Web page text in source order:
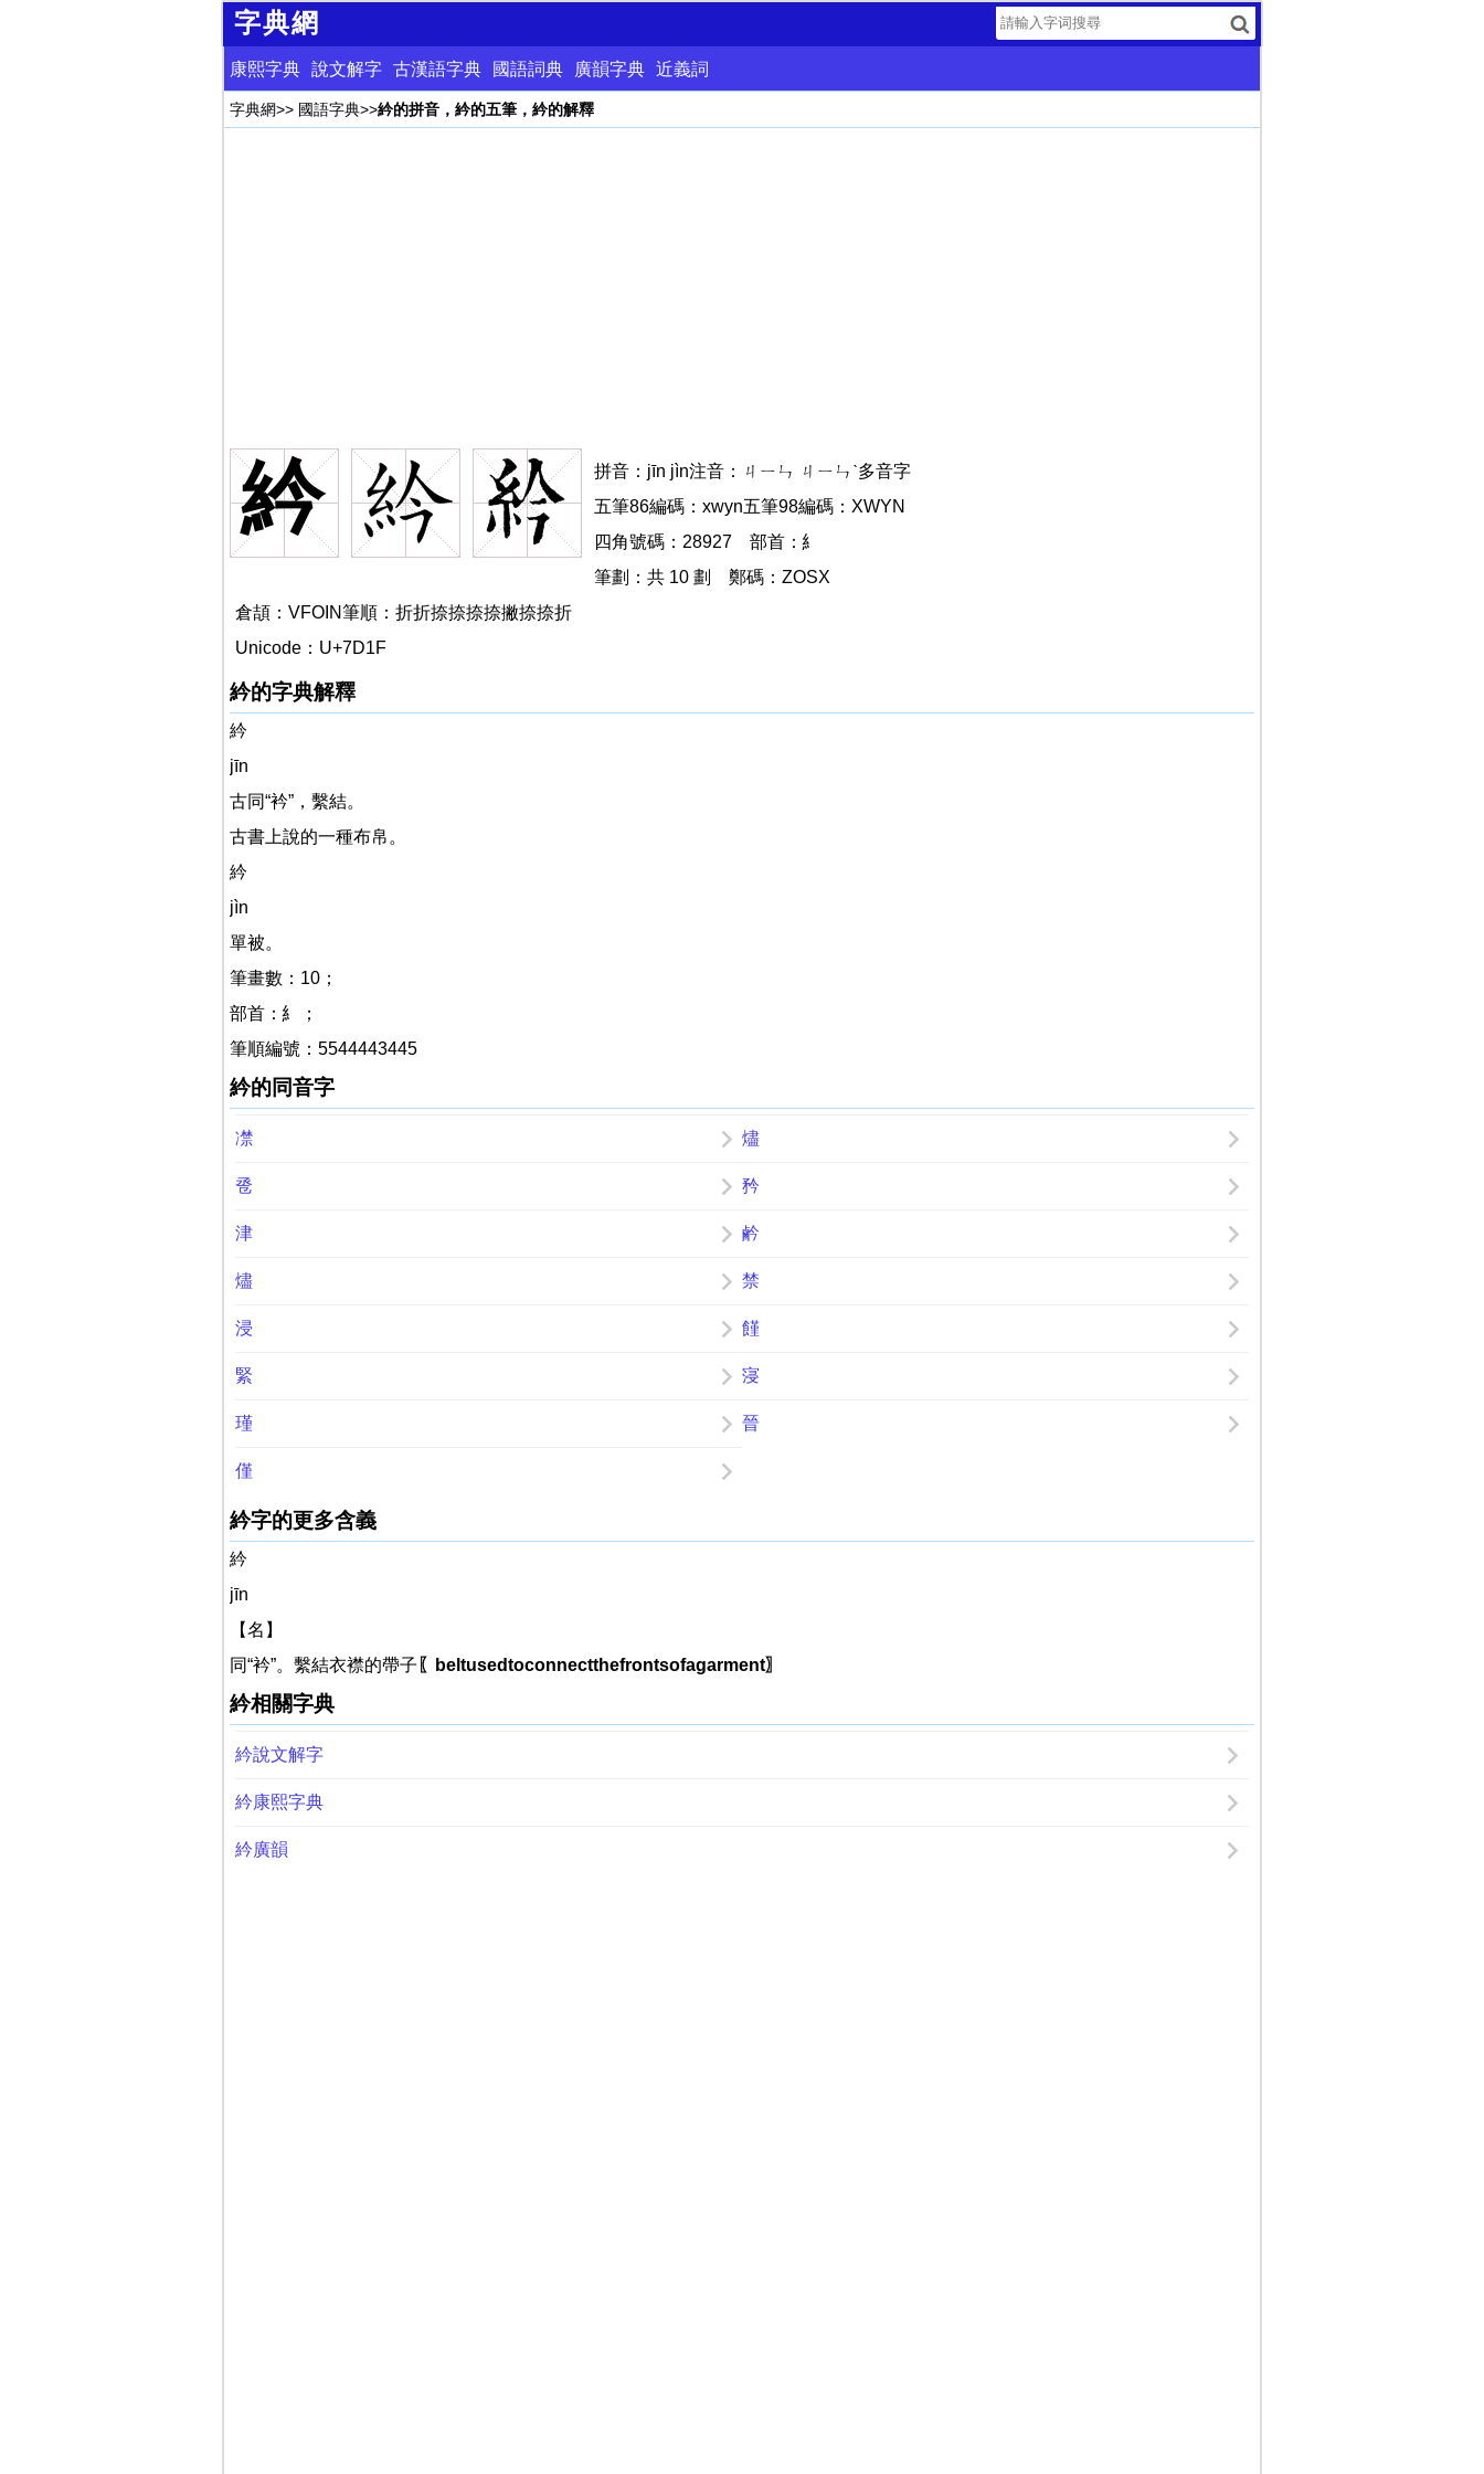
字典網
康熙字典 說文解字 古漢語字典 國語詞典 廣韻字典 近義詞
字典網>> 國語字典>>紟的拼音，紟的五筆，紟的解釋
紟 拼音：jīn jìn注音：ㄐㄧㄣ ㄐㄧㄣˋ多音字紟
五筆86編碼：xwyn五筆98編碼：XWYN
四角號碼：28927 部首：糹
筆劃：共 10 劃 鄭碼：ZOSX
倉頡：VFOIN筆順：折折捺捺捺捺撇捺捺折
Unicode：U+7D1F
紟的字典解釋
紟
jīn
古同“衿”，繫結。
古書上說的一種布帛。
紟
jìn
單被。
筆畫數：10；
部首：糹；
筆順編號：5544443445
紟的同音字
凚 燼
卺 矜
津 鹶
燼 禁
浸 饉
緊 寖
瑾 晉
僅
紟字的更多含義
紟
jīn
【名】
同“衿”。繫結衣襟的帶子 〖beltusedtoconnectthefrontsofagarment〗
紟相關字典
紟說文解字
紟康熙字典
紟廣韻